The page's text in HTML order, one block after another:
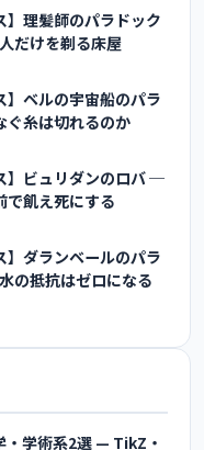
】理髪師のパラドック
だけを剃る床屋
】ベルの宇宙船のパラ
ぐ糸は切れるのか
】ビュリダンのロバ ─
で飢え死にする
】ダランベールのパラ
の抵抗はゼロになる
・学術系2選 — TikZ・